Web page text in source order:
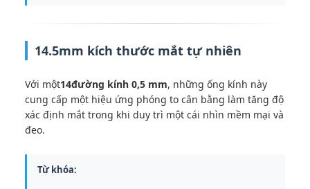
14.5mm kích thước mắt tự nhiên
Với một14đường kính 0,5 mm, những ống kính này
cung cấp một hiệu ứng phóng to cân bằng làm tăng độ
xác định mắt trong khi duy trì một cái nhìn mềm mại và
đeo.
Từ khóa: